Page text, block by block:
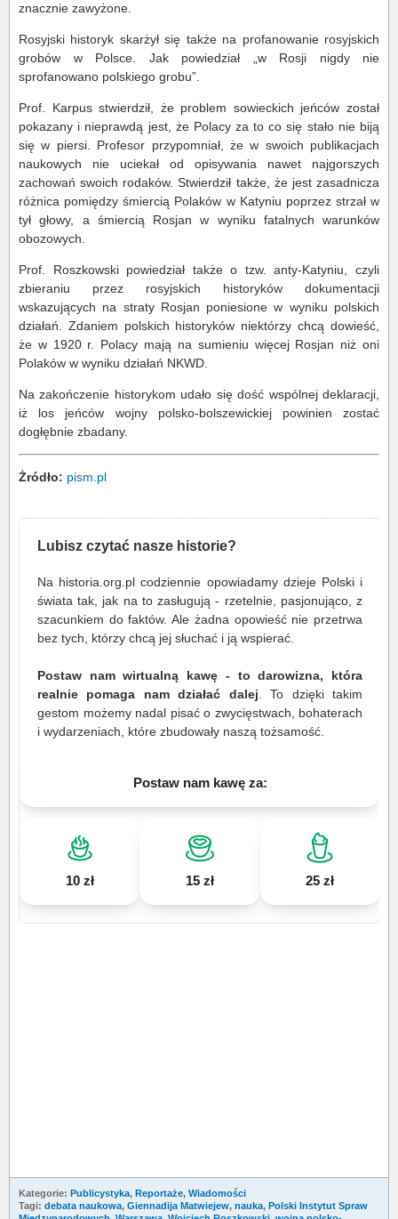
znacznie zawyżone.
Rosyjski historyk skarżył się także na profanowanie rosyjskich
grobów w Polsce. Jak powiedział „w Rosji nigdy nie
sprofanowano polskiego grobu”.
Prof. Karpus stwierdził, że problem sowieckich jeńców został
pokazany i nieprawdą jest, że Polacy za to co się stało nie biją
się w piersi. Profesor przypomniał, że w swoich publikacjach
naukowych nie uciekał od opisywania nawet najgorszych
zachowań swoich rodaków. Stwierdził także, że jest zasadnicza
różnica pomiędzy śmiercią Polaków w Katyniu poprzez strzał w
tył głowy, a śmiercią Rosjan w wyniku fatalnych warunków
obozowych.
Prof. Roszkowski powiedział także o tzw. anty-Katyniu, czyli
zbieraniu przez rosyjskich historyków dokumentacji
wskazujących na straty Rosjan poniesione w wyniku polskich
działań. Zdaniem polskich historyków niektórzy chcą dowieść,
że w 1920 r. Polacy mają na sumieniu więcej Rosjan niż oni
Polaków w wyniku działań NKWD.
Na zakończenie historykom udało się dość wspólnej deklaracji,
iż los jeńców wojny polsko-bolszewickiej powinien zostać
dogłębnie zbadany.
Żródło: pism.pl
Lubisz czytać nasze historie?
Na historia.org.pl codziennie opowiadamy dzieje Polski i
świata tak, jak na to zasługują - rzetelnie, pasjonująco, z
szacunkiem do faktów. Ale żadna opowieść nie przetrwa
bez tych, którzy chcą jej słuchać i ją wspierać.
Postaw nam wirtualną kawę - to darowizna, która
realnie pomaga nam działać dalej . To dzięki takim
gestom możemy nadal pisać o zwycięstwach, bohaterach
i wydarzeniach, które zbudowały naszą tożsamość.
Postaw nam kawę za:
10 zł 15 zł 25 zł
Kategorie: Publicystyka, Reportaże, Wiadomości
Tagi: debata naukowa, Giennadija Matwiejew, nauka, Polski Instytut Spraw